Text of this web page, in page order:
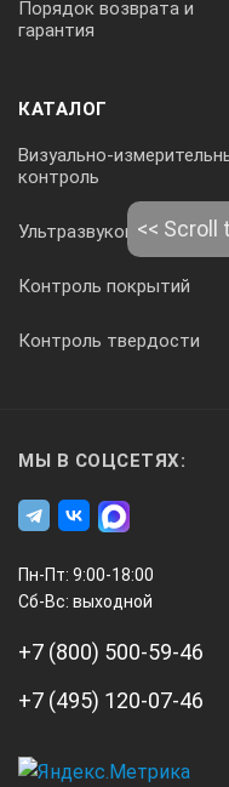
· Рабочий диапазон
+21 °С…+25 °С
-20 °С…+45 °С
Относительная
6 мм
· Соседними точками
· Соседними точками
Порядок возврата и
гарантия
КАТАЛОГ
Визуально-
контроль
Ультразвуковой
Контроль покрытий
Контроль твердости
МЫ В СОЦСЕТЯХ:
Пн-Пт: 9:00-18:00
Сб-Вс: выходной
+7 (800) 500-59-46
+7 (495) 120-07-46